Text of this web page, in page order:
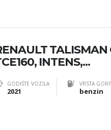
INTENS,...
GODIŠTE VOZILA
2021
VRSTA
benzin